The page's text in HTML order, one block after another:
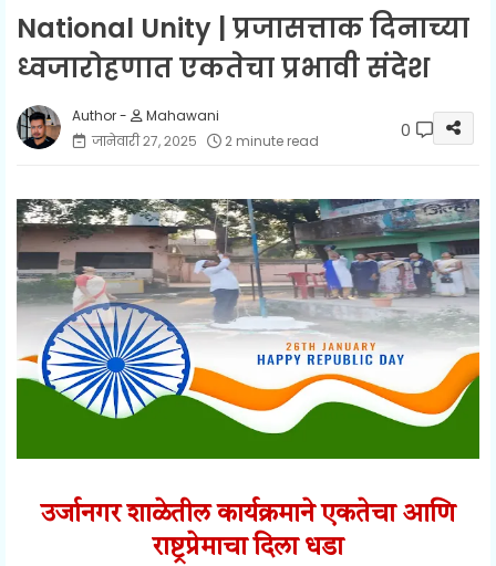
National Unity | प्रजासत्ताक दिनाच्या
ध्वजारोहणात एकतेचा प्रभावी संदेश
Mahawani
जानेवारी २७, २०२५
2 minute read 0
उर्जानगर शाळेतील कार्यक्रमाने एकतेचा आणि
राष्ट्रप्रेमाचादिला धडा